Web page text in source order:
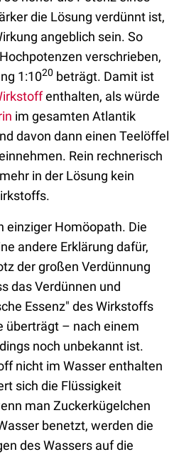
die Lösung verdünnt ist,
angeblich sein. So
verschrieben,
1:1020 beträgt. Damit ist
enthalten, als würde
im gesamten Atlantik
davon dann einen Teelöffel
Rein rechnerisch
in der Lösung kein
einziger Homöopath. Die
andere Erklärung dafür,
der großen Verdünnung
das Verdünnen und
Essenz" des Wirkstoffs
überträgt – nach einem
noch unbekannt ist.
nicht im Wasser enthalten
sich die Flüssigkeit
man Zuckerkügelchen
benetzt, werden die
des Wassers auf die